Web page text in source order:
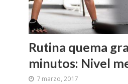
Rutina quema
minutos: Nivel
7 marzo, 2017